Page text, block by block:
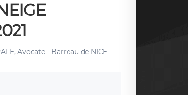
Avocate - Barreau de NICE